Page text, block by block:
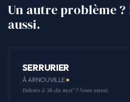
Un autre problème ?
aussi.
SERRURIER
À ARNOUVILLE
Dehors à 3h du mat' ? Nous aussi.